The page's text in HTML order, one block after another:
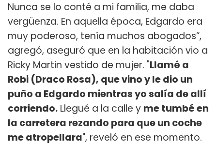
Nunca se lo conté a mi familia, me daba
vergüenza. En aquella época, Edgardo era
muy poderoso, tenía muchos abogados”,
agregó, aseguró que en la habitación vio a
Ricky Martin vestido de mujer. "Llamé a
Robi (Draco Rosa), que vino y le dio un
puño a Edgardo mientras yo salía de allí
corriendo. Llegué a la calle y me tumbé en
la carretera rezando para que un coche
me atropellara", reveló en ese momento.